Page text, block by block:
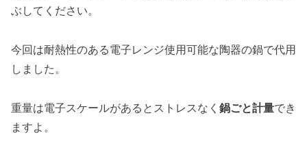
ぶしてください。
今回は耐熱性のある電子レンジ使用可能な陶器の鍋で代用
しました。
重量は電子スケールがあるとストレスなく 鍋ごと計量でき
ますよ。